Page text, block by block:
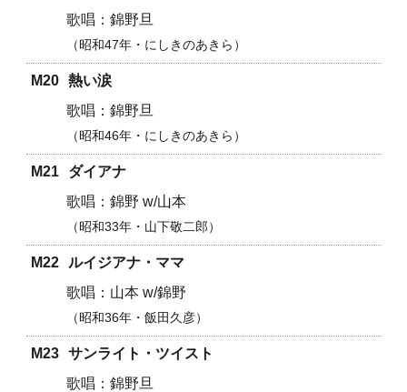
錦野旦
昭和47年・にしきのあきら
M20 熱い涙
錦野旦
昭和46年・にしきのあきら
M21
ダイアナ
錦野 w/山本
昭和33年・山下敬二郎
M22
ルイジアナ・ママ
山本 w/錦野
昭和36年・飯田久彦
M23 サンライト・ツイスト
錦野旦